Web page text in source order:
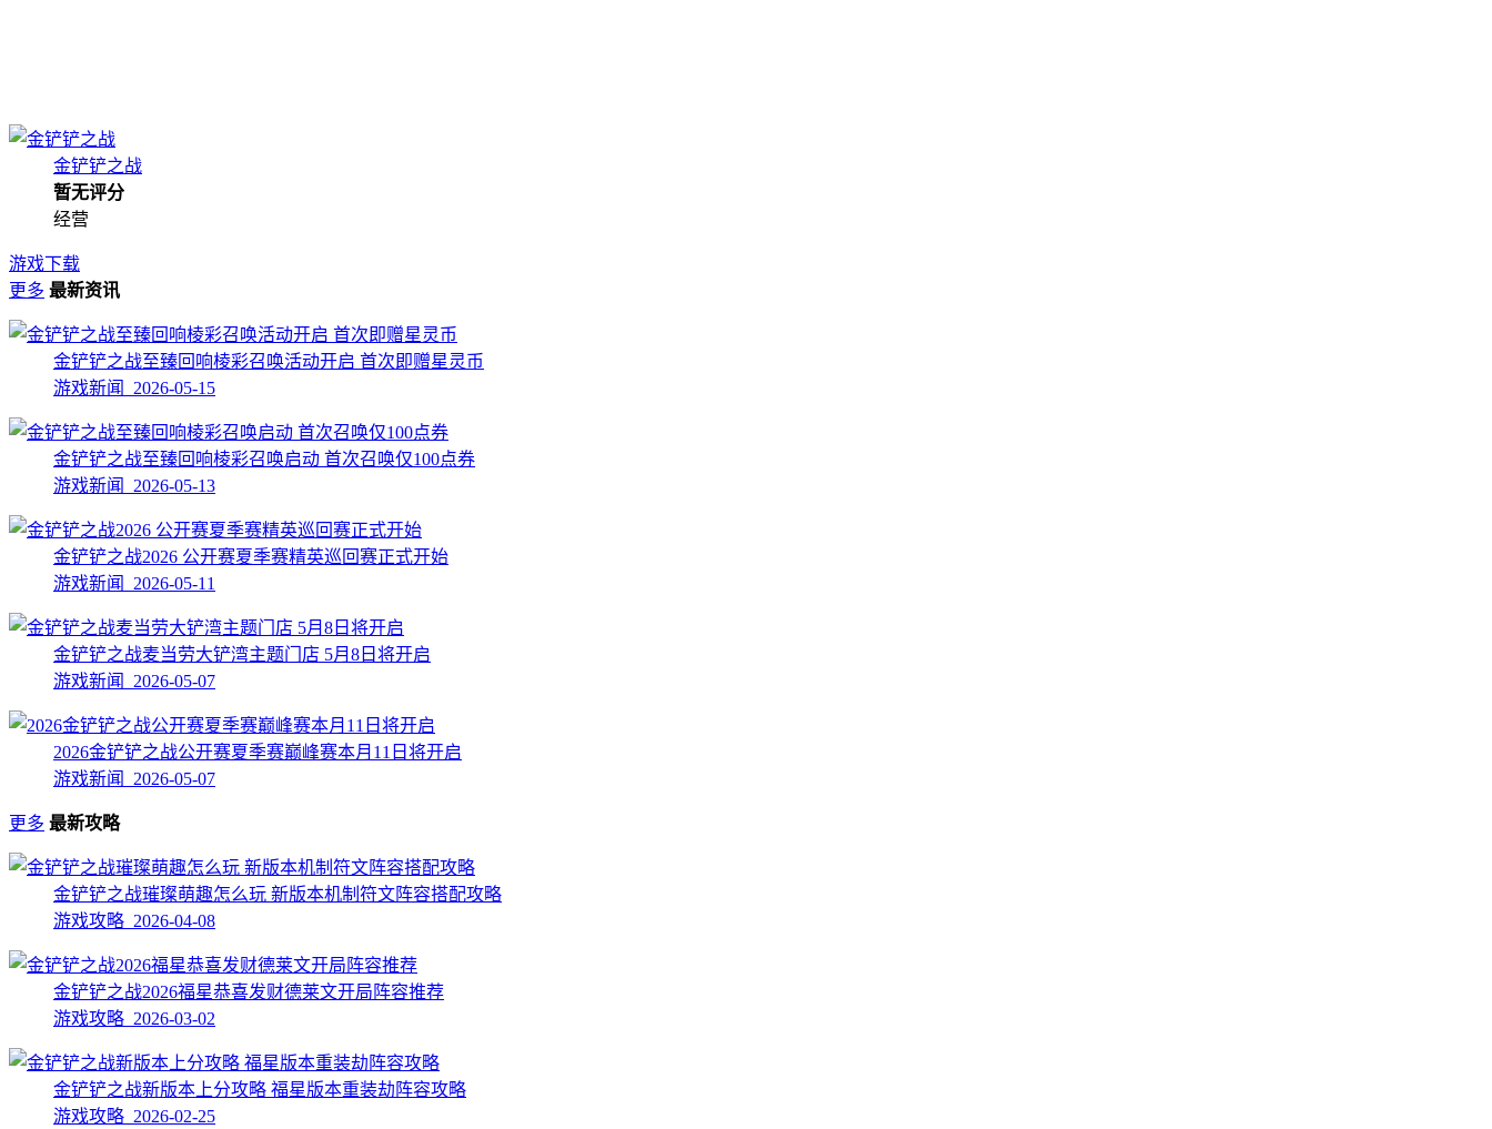
金铲铲之战
暂无评分
经营
游戏下载
更多 最新资讯
金铲铲之战至臻回响棱彩召唤活动开启 首次即赠星灵币
游戏新闻 2026-05-15
金铲铲之战至臻回响棱彩召唤启动 首次召唤仅100点券
游戏新闻 2026-05-13
金铲铲之战2026 公开赛夏季赛精英巡回赛正式开始
游戏新闻 2026-05-11
金铲铲之战麦当劳大铲湾主题门店 5月8日将开启
游戏新闻 2026-05-07
2026金铲铲之战公开赛夏季赛巅峰赛本月11日将开启
游戏新闻 2026-05-07
更多 最新攻略
金铲铲之战璀璨萌趣怎么玩 新版本机制符文阵容搭配攻略
游戏攻略 2026-04-08
金铲铲之战2026福星恭喜发财德莱文开局阵容推荐
游戏攻略 2026-03-02
金铲铲之战新版本上分攻略 福星版本重装劫阵容攻略
游戏攻略 2026-02-25